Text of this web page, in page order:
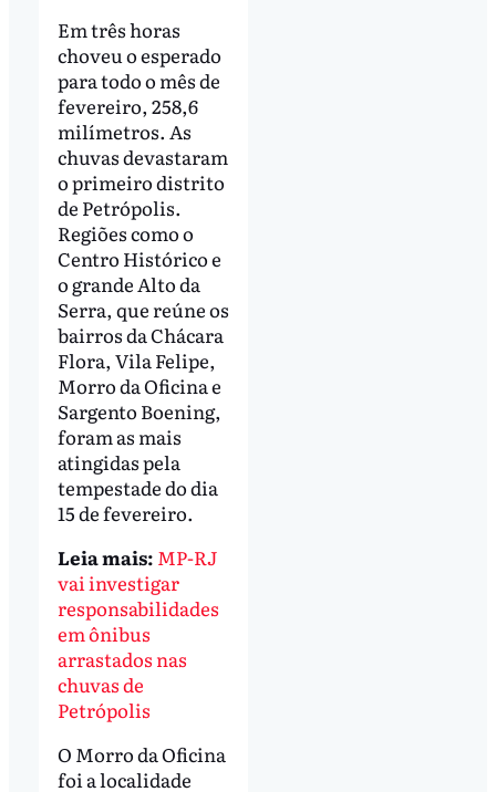
Em três horas
choveu o esperado
para todo o mês de
fevereiro, 258,6
milímetros. As
chuvas devastaram
o primeiro distrito
de Petrópolis.
Regiões como o
Centro Histórico e
o grande Alto da
Serra, que reúne os
bairros da Chácara
Flora, Vila Felipe,
Morro da Oficina e
Sargento Boening,
foram as mais
atingidas pela
tempestade do dia
15 de fevereiro.
Leia mais: MP-RJ
vai investigar
responsabilidades
em ônibus
arrastados nas
chuvas de
Petrópolis
O Morro da Oficina
foi a localidade